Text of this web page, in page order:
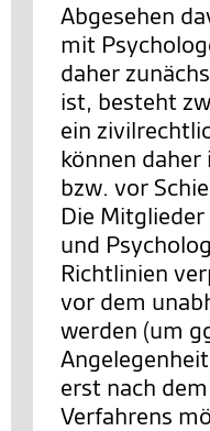
Abgesehen
mit
daher
ist, besteht
ein
können
bzw. vor
Die
und
Richtlinien
vor dem
werden (um
erst nach
Verfahrens